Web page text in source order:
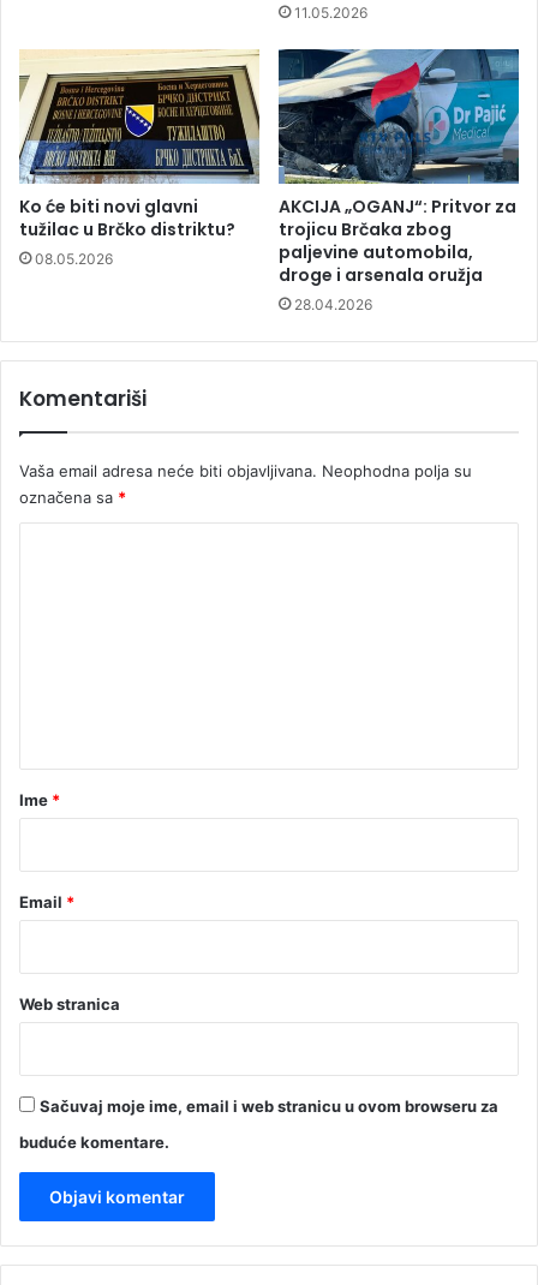
11.05.2026
Ko će biti novi glavni
tužilac u Brčko distriktu?
08.05.2026
AKCIJA „OGANJ“: Pritvor za
trojicu Brčaka zbog
paljevine automobila,
droge i arsenala oružja
28.04.2026
Komentariši
Vaša email adresa neće biti objavljivana. Neophodna polja su
označena sa *
r
Ime *
Email *
Web stranica
Sačuvaj moje ime, email i web stranicu u ovom browseru za
buduće komentare.